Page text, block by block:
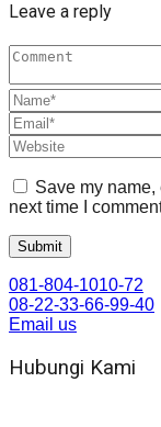
Leave a reply
Save my
next time I
081-804-1010-72
08-22-33-66-99-40
Email us
Hubungi Kami